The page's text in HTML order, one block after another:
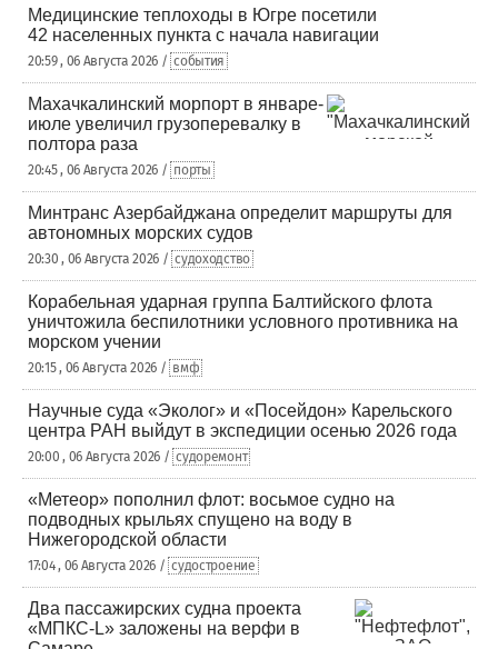
Медицинские теплоходы в Югре посетили
42 населенных пункта с начала навигации
20:59 , 06 Августа 2026 / события
Махачкалинский морпорт в январе-
июле увеличил грузоперевалку в
полтора раза
20:45 , 06 Августа 2026 / порты
Минтранс Азербайджана определит маршруты для
автономных морских судов
20:30 , 06 Августа 2026 / судоходство
Корабельная ударная группа Балтийского флота
уничтожила беспилотники условного противника на
морском учении
20:15 , 06 Августа 2026 / вмф
Научные суда «Эколог» и «Посейдон» Карельского
центра РАН выйдут в экспедиции осенью 2026 года
20:00 , 06 Августа 2026 / судоремонт
«Метеор» пополнил флот: восьмое судно на
подводных крыльях спущено на воду в
Нижегородской области
17:04 , 06 Августа 2026 / судостроение
Два пассажирских судна проекта
«МПКС-L» заложены на верфи в